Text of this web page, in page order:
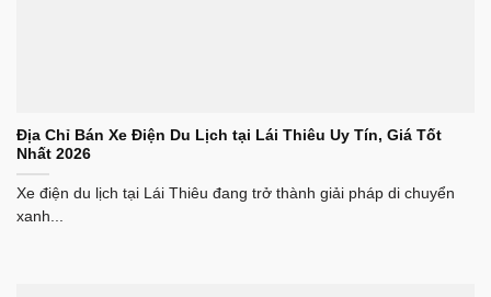
Địa Chỉ Bán Xe Điện Du Lịch tại Lái Thiêu Uy Tín, Giá Tốt
Nhất 2026
Xe điện du lịch tại Lái Thiêu đang trở thành giải pháp di chuyển
xanh...